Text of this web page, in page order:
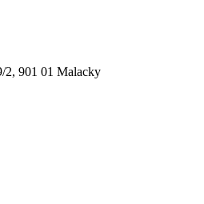
2, 901 01 Malacky